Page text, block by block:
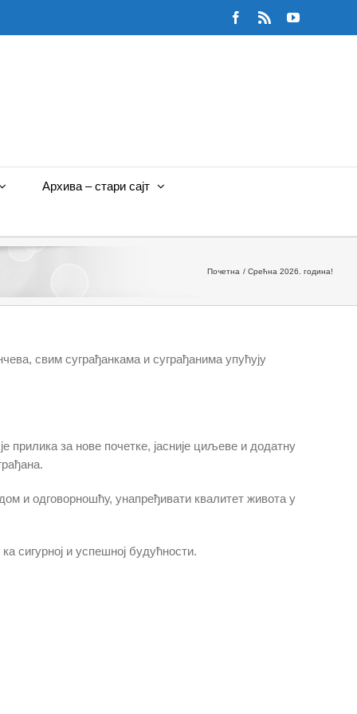
Facebook
Rss YouTube
Архива – стари сајт
Почетна Срећна 2026. година!
свим суграђанкама и суграђанима упућују
прилика за нове почетке, јасније циљеве и додатну
и одговорношћу, унапређивати квалитет живота у
сигурној и успешној будућности.